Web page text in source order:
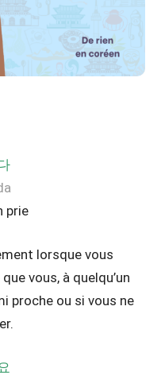
prie
lorsque vous
vous, à quelqu’un
proche ou si vous ne